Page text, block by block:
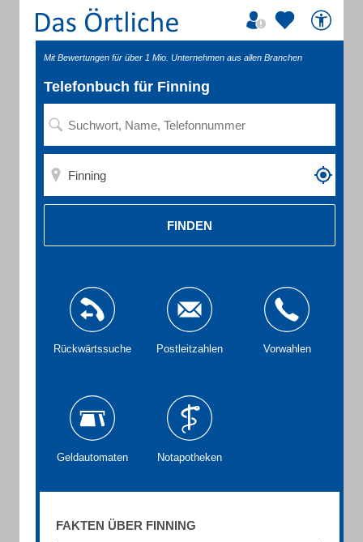
Mit Bewertungen für über 1 Mio. Unternehmen aus allen Branchen
Telefonbuch für Finning
FINDEN
Rückwärtssuche Postleitzahlen Vorwahlen
Geldautomaten Notapotheken
FAKTEN ÜBER FINNING